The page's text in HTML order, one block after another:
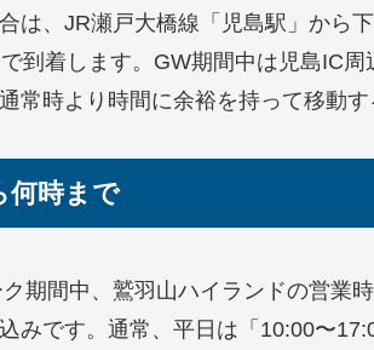
は、JR瀬戸大橋線「児島駅」から
到着します。GW期間中は児島IC
常時より時間に余裕を持って移動す
何時まで
期間中、鷲羽山ハイランドの営業
みです。通常、平日は「10:00〜